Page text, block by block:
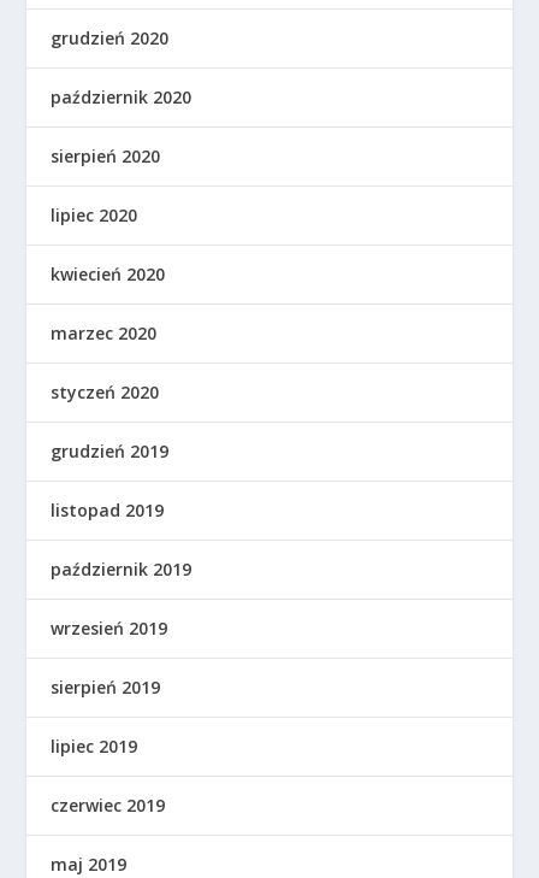
grudzień 2020
październik 2020
sierpień 2020
lipiec 2020
kwiecień 2020
marzec 2020
styczeń 2020
grudzień 2019
listopad 2019
październik 2019
wrzesień 2019
sierpień 2019
lipiec 2019
czerwiec 2019
maj 2019